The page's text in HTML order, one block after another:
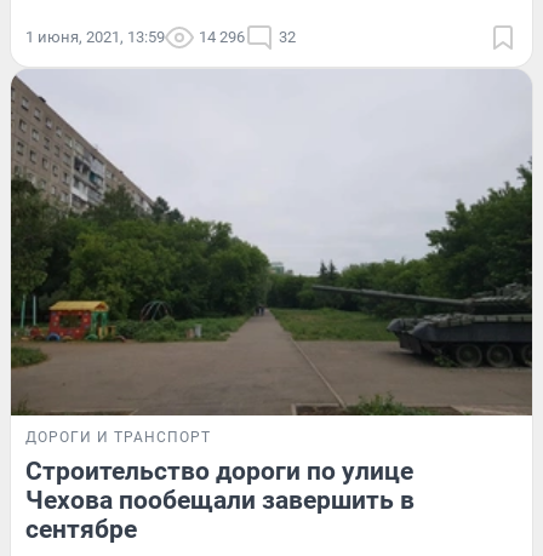
1 июня, 2021, 13:59 14 296 32
ДОРОГИ И ТРАНСПОРТ
Строительство дороги по улице
Чехова пообещали завершить в
сентябре